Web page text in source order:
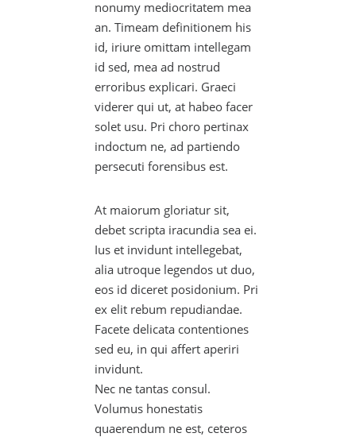
nonumy mediocritatem mea
an. Timeam definitionem his
id, iriure omittam intellegam
id sed, mea ad nostrud
erroribus explicari. Graeci
viderer qui ut, at habeo facer
solet usu. Pri choro pertinax
indoctum ne, ad partiendo
persecuti forensibus est.
At maiorum gloriatur sit,
debet scripta iracundia sea ei.
Ius et invidunt intellegebat,
alia utroque legendos ut duo,
eos id diceret posidonium. Pri
ex elit rebum repudiandae.
Facete delicata contentiones
sed eu, in qui affert aperiri
invidunt.
Nec ne tantas consul.
Volumus honestatis
quaerendum ne est, ceteros